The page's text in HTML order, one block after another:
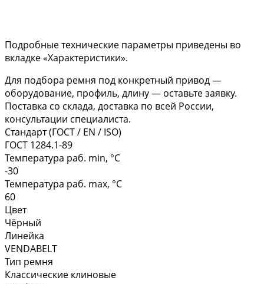
Подробные технические параметры приведены во
вкладке «Характеристики».
Для подбора ремня под конкретный привод —
оборудование, профиль, длину — оставьте заявку.
Поставка со склада, доставка по всей России,
консультации специалиста.
Стандарт (ГОСТ / EN / ISO)
ГОСТ 1284.1-89
Температура раб. min, °C
-30
Температура раб. max, °C
60
Цвет
Чёрный
Линейка
VENDABELT
Тип ремня
Классические клиновые